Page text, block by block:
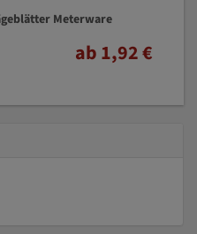
Meterware
ab 1,92 €